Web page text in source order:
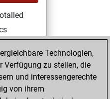
Tactics
764
Technologien,
Verfügung zu stellen, die
und interessengerechte
von ihrem